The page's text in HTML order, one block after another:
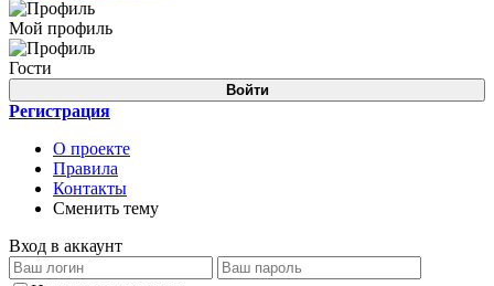
Мой профиль
Гости
Войти
Регистрация
О проекте
Правила
Контакты
Сменить тему
Вход в аккаунт